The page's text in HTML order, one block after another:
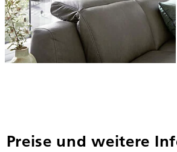
Preise und weitere